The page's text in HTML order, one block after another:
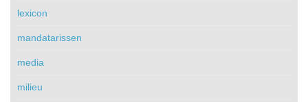
lexicon
mandatarissen
media
milieu